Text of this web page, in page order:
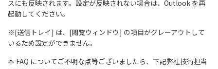
スにも反映されます。設定が反映されない場合は、Outlook を再
起動してください。
※[送信トレイ] は、[閲覧ウィンドウ] の項目がグレーアウトして
いるため設定ができません。
本 FAQ についてご不明な点等ございましたら、下記弊社技術担当